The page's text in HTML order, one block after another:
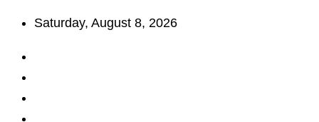
Skip
content
Saturday, August 8, 2026